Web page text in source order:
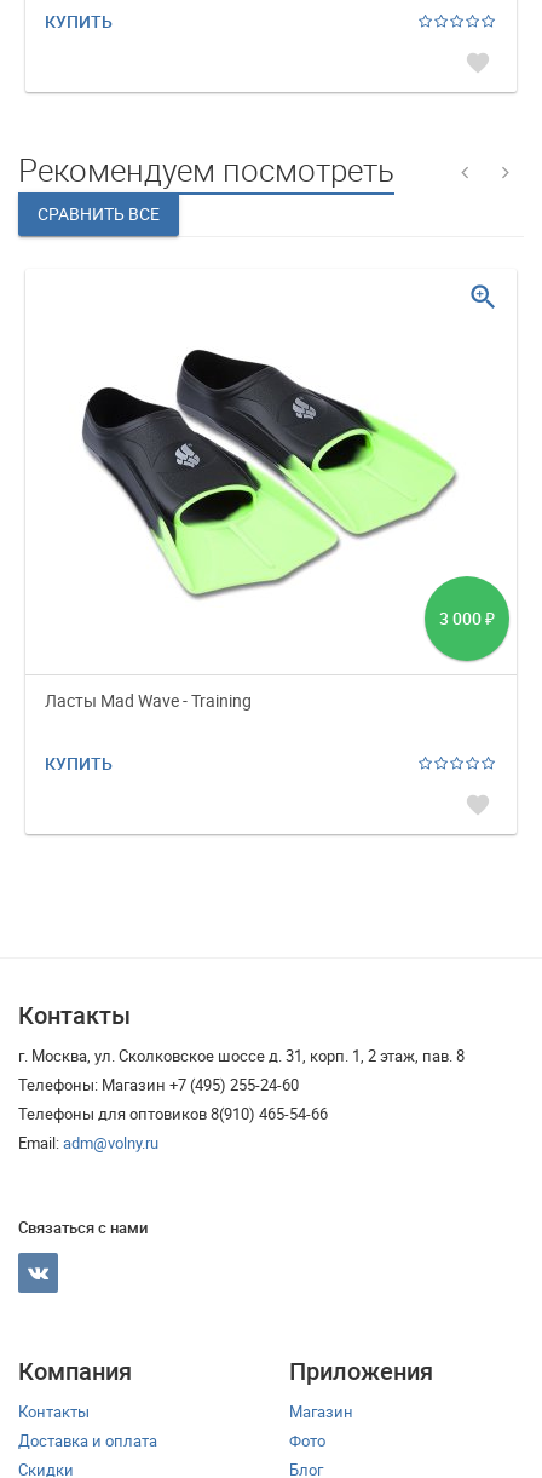
КУПИТЬ
favorite
Рекомендуем посмотреть
3 000 ₽
Ласты Mad Wave - Training
КУПИТЬ
favorite
zoom_in
Контакты
г. Москва, ул. Сколковское шоссе д. 31, корп. 1, 2 этаж, пав. 8
Телефоны: Магазин +7 (495) 255-24-60
Телефоны для оптовиков 8(910) 465-54-66
Email:adm@volny.ru
Связаться с нами
Компания
Контакты
Доставка и оплата
Скидки
Приложения
Магазин
Фото
Блог